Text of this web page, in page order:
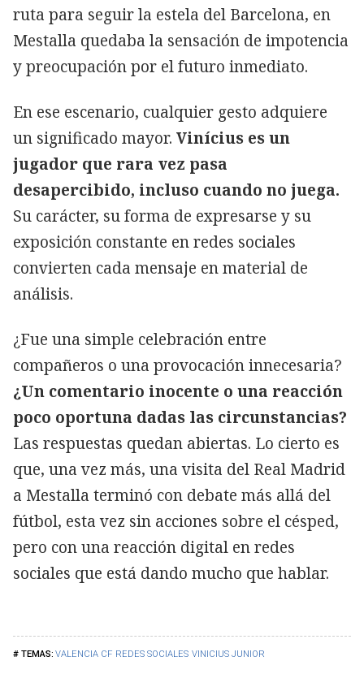
VALENCIA CF REDES SOCIALES VINICIUS JUNIOR
ruta para seguir la estela del Barcelona, en
Mestalla quedaba la sensación de impotencia
y preocupación por el futuro inmediato.
En ese escenario, cualquier gesto adquiere
un significado mayor. Vinícius es un
jugador que rara vez pasa
desapercibido, incluso cuando no juega.
Su carácter, su forma de expresarse y su
exposición constante en redes sociales
convierten cada mensaje en material de
análisis.
¿Fue una simple celebración entre
compañeros o una provocación innecesaria?
¿Un comentario inocente o una reacción
poco oportuna dadas las circunstancias?
Las respuestas quedan abiertas. Lo cierto es
que, una vez más, una visita del Real Madrid
a Mestalla terminó con debate más allá del
fútbol, esta vez sin acciones sobre el césped,
pero con una reacción digital en redes
sociales que está dando mucho que hablar.